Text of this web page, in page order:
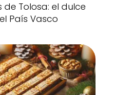
de Tolosa: el dulce
País Vasco